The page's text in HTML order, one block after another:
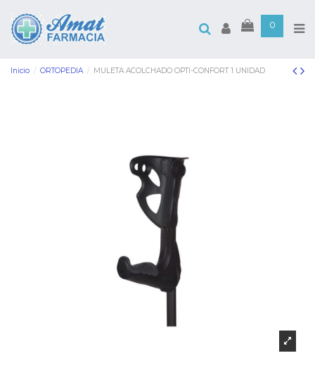
0
Inicio ORTOPEDIA MULETA ACOLCHADO OPTI-CONFORT 1 UNIDAD